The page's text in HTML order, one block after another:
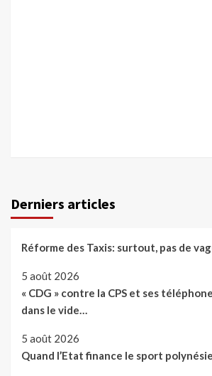
Derniers articles
Réforme des Taxis: surtout, pas de
5 août 2026
« CDG » contre la CPS et ses
dans le vide…
5 août 2026
Quand l’Etat finance le sport